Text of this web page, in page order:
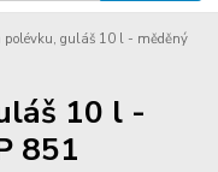
polévku, guláš 10 l - měděný
10 l -
851